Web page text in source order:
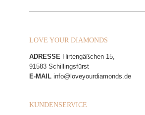
LOVE YOUR DIAMONDS
ADRESSE Hirtengäßchen 15,
91583 Schillingsfürst
E-MAIL info@loveyourdiamonds.de
KUNDENSERVICE